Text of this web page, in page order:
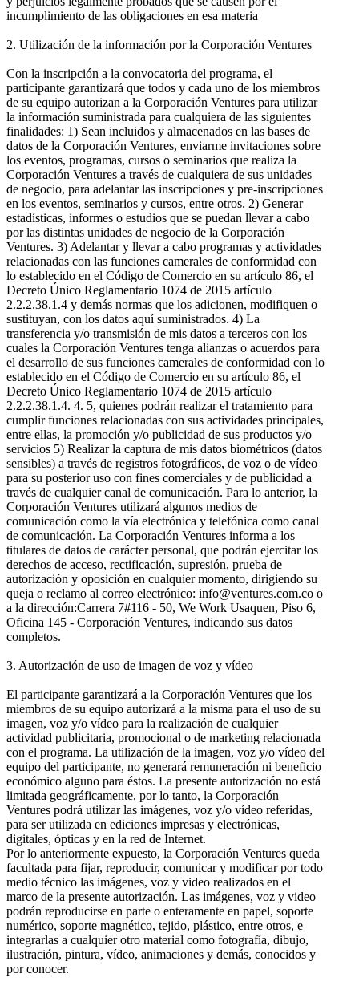
incumplimiento de las obligaciones en esa materia
2. Utilización de la información por la Corporación Ventures
Con la inscripción a la convocatoria del programa, el
participante garantizará que todos y cada uno de los miembros
de su equipo autorizan a la Corporación Ventures para utilizar
la información suministrada para cualquiera de las siguientes
finalidades: 1) Sean incluidos y almacenados en las bases de
datos de la Corporación Ventures, enviarme invitaciones sobre
los eventos, programas, cursos o seminarios que realiza la
Corporación Ventures a través de cualquiera de sus unidades
de negocio, para adelantar las inscripciones y pre-inscripciones
en los eventos, seminarios y cursos, entre otros. 2) Generar
estadísticas, informes o estudios que se puedan llevar a cabo
por las distintas unidades de negocio de la Corporación
Ventures. 3) Adelantar y llevar a cabo programas y actividades
relacionadas con las funciones camerales de conformidad con
lo establecido en el Código de Comercio en su artículo 86, el
Decreto Único Reglamentario 1074 de 2015 artículo
2.2.2.38.1.4 y demás normas que los adicionen, modifiquen o
sustituyan, con los datos aquí suministrados. 4) La
transferencia y/o transmisión de mis datos a terceros con los
cuales la Corporación Ventures tenga alianzas o acuerdos para
el desarrollo de sus funciones camerales de conformidad con lo
establecido en el Código de Comercio en su artículo 86, el
Decreto Único Reglamentario 1074 de 2015 artículo
2.2.2.38.1.4. 4. 5, quienes podrán realizar el tratamiento para
cumplir funciones relacionadas con sus actividades principales,
entre ellas, la promoción y/o publicidad de sus productos y/o
servicios 5) Realizar la captura de mis datos biométricos (datos
sensibles) a través de registros fotográficos, de voz o de vídeo
para su posterior uso con fines comerciales y de publicidad a
través de cualquier canal de comunicación. Para lo anterior, la
Corporación Ventures utilizará algunos medios de
comunicación como la vía electrónica y telefónica como canal
de comunicación. La Corporación Ventures informa a los
titulares de datos de carácter personal, que podrán ejercitar los
derechos de acceso, rectificación, supresión, prueba de
autorización y oposición en cualquier momento, dirigiendo su
queja o reclamo al correo electrónico: info@ventures.com.co o
a la dirección:Carrera 7#116 - 50, We Work Usaquen, Piso 6,
Oficina 145 - Corporación Ventures, indicando sus datos
completos.
3. Autorización de uso de imagen de voz y vídeo
El participante garantizará a la Corporación Ventures que los
miembros de su equipo autorizará a la misma para el uso de su
imagen, voz y/o vídeo para la realización de cualquier
actividad publicitaria, promocional o de marketing relacionada
con el programa. La utilización de la imagen, voz y/o vídeo del
equipo del participante, no generará remuneración ni beneficio
económico alguno para éstos. La presente autorización no está
limitada geográficamente, por lo tanto, la Corporación
Ventures podrá utilizar las imágenes, voz y/o vídeo referidas,
para ser utilizada en ediciones impresas y electrónicas,
digitales, ópticas y en la red de Internet.
Por lo anteriormente expuesto, la Corporación Ventures queda
facultada para fijar, reproducir, comunicar y modificar por todo
medio técnico las imágenes, voz y video realizados en el
marco de la presente autorización. Las imágenes, voz y video
podrán reproducirse en parte o enteramente en papel, soporte
numérico, soporte magnético, tejido, plástico, entre otros, e
integrarlas a cualquier otro material como fotografía, dibujo,
ilustración, pintura, vídeo, animaciones y demás, conocidos y
por conocer.